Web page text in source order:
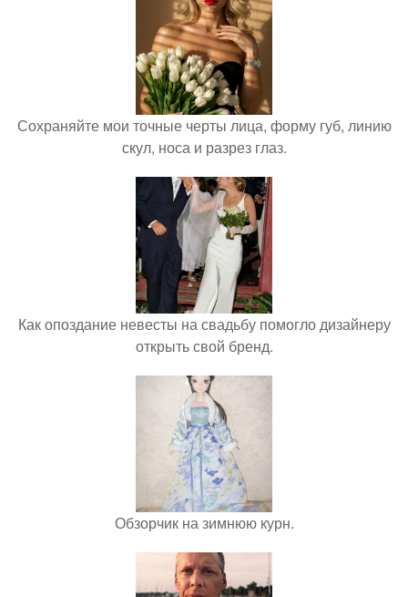
Сохраняйте мои точные черты лица, форму губ, линию
скул, носа и разрез глаз.
Как опоздание невесты на свадьбу помогло дизайнеру
открыть свой бренд.
Обзорчик на зимнюю курн.